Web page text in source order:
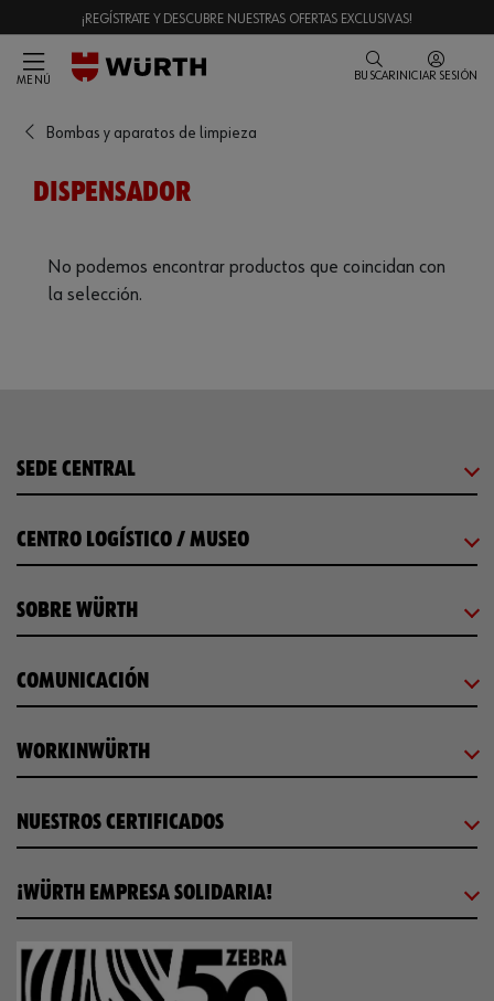
¡REGÍSTRATE Y DESCUBRE NUESTRAS OFERTAS EXCLUSIVAS!
MENÚ BUSCAR INICIAR SESIÓN
Bombas y aparatos de limpieza
DISPENSADOR
No podemos encontrar productos que coincidan con
la selección.
SEDE CENTRAL
CENTRO LOGÍSTICO / MUSEO
SOBRE WÜRTH
COMUNICACIÓN
WORKINWÜRTH
NUESTROS CERTIFICADOS
¡WÜRTH EMPRESA SOLIDARIA!